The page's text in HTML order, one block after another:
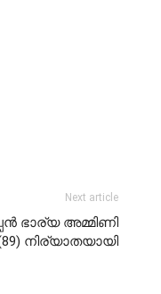
Next article
ഭാര്യ അമ്മിണി
നിര്യാതയായി